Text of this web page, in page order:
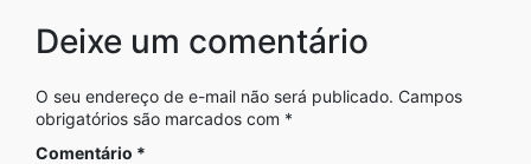
Deixe um comentário
O seu endereço de e-mail não será publicado. Campos
obrigatórios são marcados com *
Comentário *